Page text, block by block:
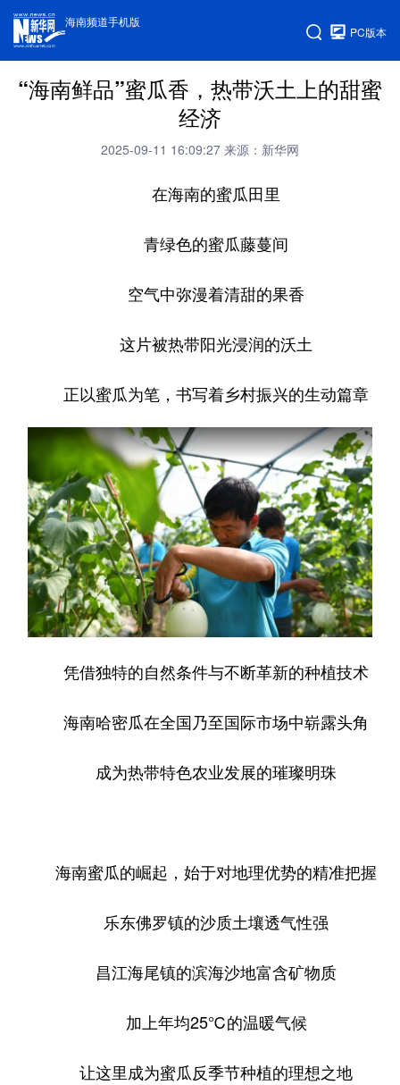
海南频道手机版
PC版本
“海南鲜品”蜜瓜香，热带沃土上的甜蜜
经济
2025-09-11 16:09:27 来源：新华网
在海南的蜜瓜田里
青绿色的蜜瓜藤蔓间
空气中弥漫着清甜的果香
这片被热带阳光浸润的沃土
正以蜜瓜为笔，书写着乡村振兴的生动篇章
凭借独特的自然条件与不断革新的种植技术
海南哈密瓜在全国乃至国际市场中崭露头角
成为热带特色农业发展的璀璨明珠
海南蜜瓜的崛起，始于对地理优势的精准把握
乐东佛罗镇的沙质土壤透气性强
昌江海尾镇的滨海沙地富含矿物质
加上年均25℃的温暖气候
让这里成为蜜瓜反季节种植的理想之地